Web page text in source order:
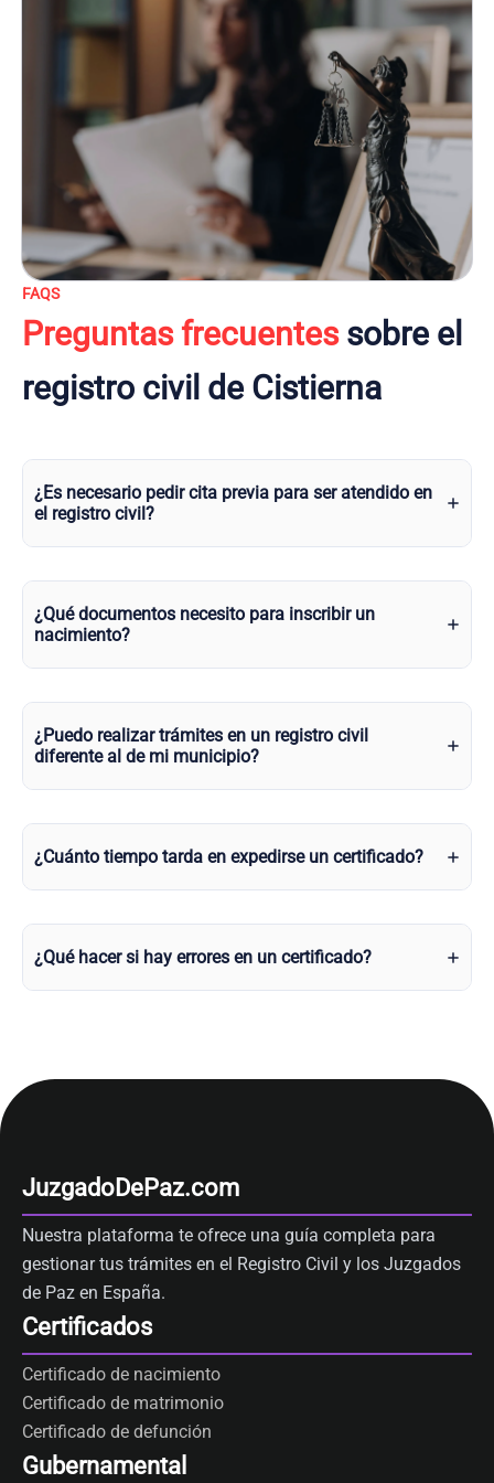
FAQS
Preguntas frecuentessobre el
registro civil de Cistierna
¿Es necesario pedir cita previa para ser atendido en
el registro civil?
¿Qué documentos necesito para inscribir un
nacimiento?
¿Puedo realizar trámites en un registro civil
diferente al de mi municipio?
¿Cuánto tiempo tarda en expedirse un certificado?
¿Qué hacer si hay errores en un certificado?
JuzgadoDePaz.com
Nuestra plataforma te ofrece una guía completa para
gestionar tus trámites en el Registro Civil y los Juzgados
de Paz en España.
Certificados
Certificado de nacimiento
Certificado de matrimonio
Certificado de defunción
Gubernamental